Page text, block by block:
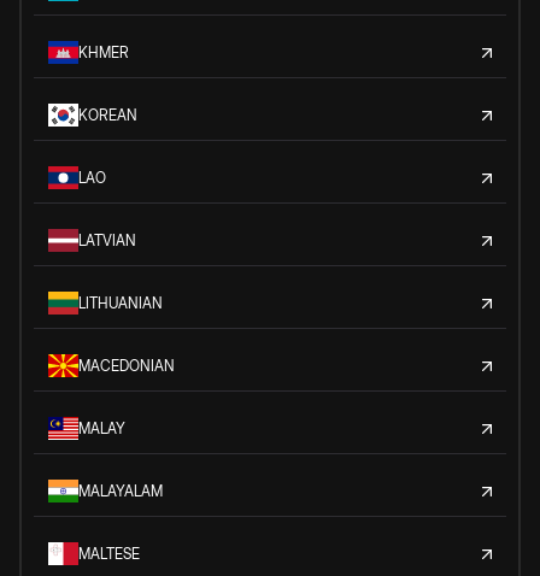
KHMER
KOREAN
LAO
LATVIAN
LITHUANIAN
MACEDONIAN
MALAY
MALAYALAM
MALTESE